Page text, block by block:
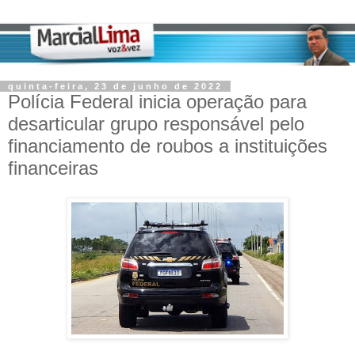
quinta-feira, 23 de junho de 2022
Polícia Federal inicia operação para
desarticular grupo responsável pelo
financiamento de roubos a instituições
financeiras